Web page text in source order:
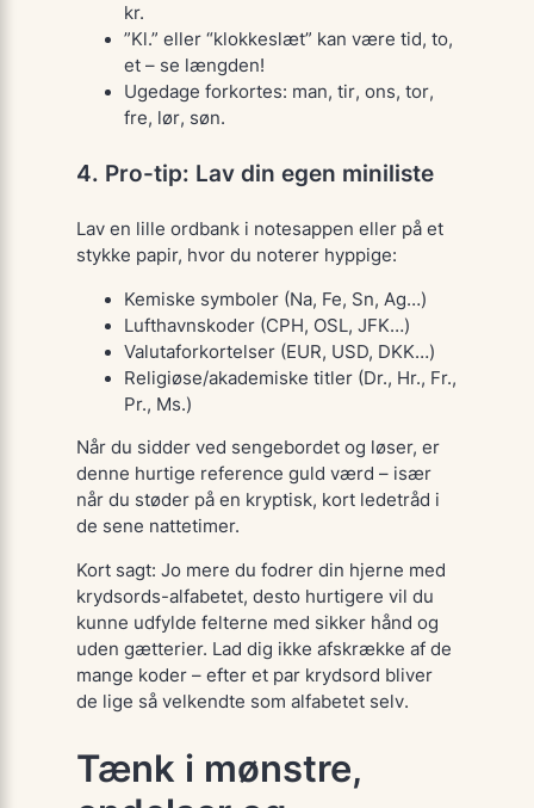
kr.
”Kl.” eller “klokkeslæt” kan være tid, to,
et– se længden!
Ugedage forkortes: man, tir, ons, tor,
fre, lør, søn.
4. Pro-tip: Lav din egen miniliste
Lav en lille ordbank i notesappen eller på et
stykke papir, hvor du noterer hyppige:
Kemiske symboler (Na, Fe, Sn, Ag…)
Lufthavnskoder (CPH, OSL, JFK…)
Valutaforkortelser (EUR, USD, DKK…)
Religiøse/akademiske titler (Dr., Hr., Fr.,
Pr., Ms.)
Når du sidder ved sengebordet og løser, er
denne hurtige reference guld værd – især
når du støder på en kryptisk, kort ledetråd i
de sene nattetimer.
Kort sagt: Jo mere du fodrer din hjerne med
krydsords-alfabetet, desto hurtigere vil du
kunne udfylde felterne med sikker hånd og
uden gætterier. Lad dig ikke afskrække af de
mange koder – efter et par krydsord bliver
de lige så velkendte som alfabetet selv.
Tænk i mønstre,